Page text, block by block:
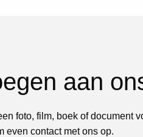
aan
foto, film, boek of document
even contact met ons op.